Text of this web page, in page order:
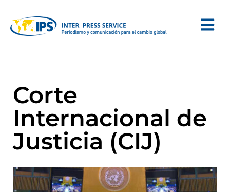
Corte
Internacional de
Justicia (CIJ)